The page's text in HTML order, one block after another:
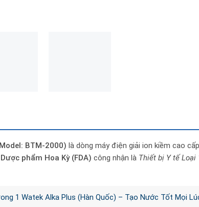
BTM-2000) là dòng máy điện giải ion kiềm cao
phẩm Hoa Kỳ (FDA) công nhận là Thiết bị Y tế Loại
1 Watek Alka Plus (Hàn Quốc) – Tạo Nước Tốt Mọi